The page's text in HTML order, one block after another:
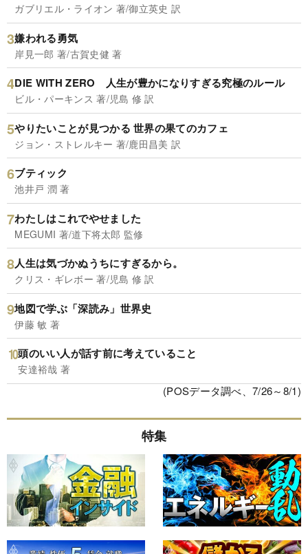
ガブリエル・ライオン 著/御立英史 訳
嫌われる勇気
岸見一郎 著/古賀史健 著
DIE WITH ZERO 人生が豊かになりすぎる究極のルール
ビル・パーキンス 著/児島 修 訳
やりたいことが見つかる 世界の果てのカフェ
ジョン・ストレルキー 著/鹿田昌美 訳
ブティック
池井戸 潤 著
わたしはこれでやせました
MEGUMI 著/道下将太郎 監修
人生は気づかぬうちにすぎるから。
クリス・ギレボー 著/児島 修 訳
地図で学ぶ「深読み」世界史
伊藤 敏 著
頭のいい人が話す前に考えていること
安達裕哉 著
(POSデータ調べ、7/26～8/1)
特集